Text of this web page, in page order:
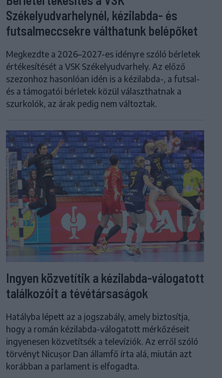
Székelyudvarhelynél, kézilabda- és
futsalmeccsekre válthatunk belépőket
Megkezdte a 2026–2027-es idényre szóló bérletek
értékesítését a VSK Székelyudvarhely. Az előző
szezonhoz hasonlóan idén is a kézilabda-, a futsal-
és a támogatói bérletek közül választhatnak a
szurkolók, az árak pedig nem változtak.
Ingyen közvetítik a kézilabda-válogatott
találkozóit a tévétársaságok
Hatályba lépett az a jogszabály, amely biztosítja,
hogy a román kézilabda-válogatott mérkőzéseit
ingyenesen közvetítsék a televíziók. Az erről szóló
törvényt Nicușor Dan államfő írta alá, miután azt
korábban a parlament is elfogadta.